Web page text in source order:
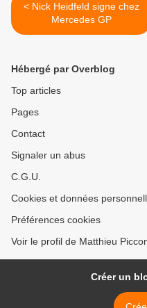
< Nick Heidfeld signe chez
Mercedes GP
Hébergé par Overblog
Top articles
Pages
Contact
Signaler un abus
C.G.U.
Cookies et données
Préférences cookies
Voir le profil de Matthieu
Créer un